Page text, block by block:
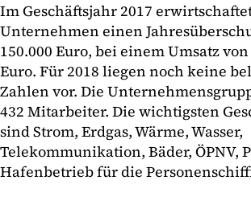
Im Geschäftsjahr 2017
Unternehmen einen
150.000 Euro, bei einem Umsatz
Euro. Für 2018 liegen noch keine
Zahlen vor. Die
432 Mitarbeiter. Die wichtigsten
sind Strom, Erdgas, Wärme, Wasser,
Telekommunikation, Bäder, ÖPNV,
Hafenbetrieb für die